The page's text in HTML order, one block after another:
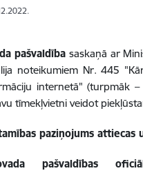
pašvaldībasaskaņā ar
noteikumiem Nr. 445
internetā" (turpmāk
tīmekļvietni veidot
paziņojums attiecas
pašvaldības